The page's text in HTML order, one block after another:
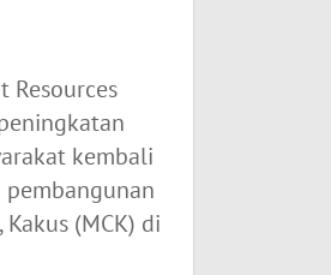
Resources
kembali
(MCK) di